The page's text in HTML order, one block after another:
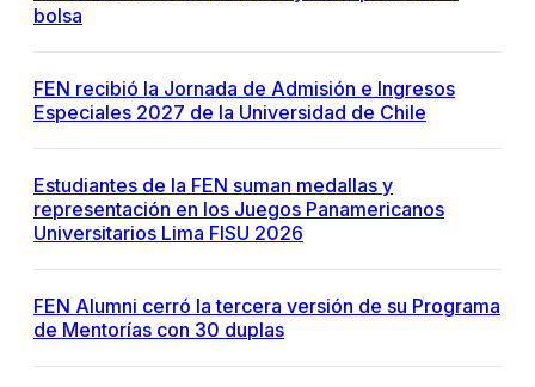
bolsa
FEN recibió la Jornada de Admisión e Ingresos
Especiales 2027 de la Universidad de Chile
Estudiantes de la FEN suman medallas y
representación en los Juegos Panamericanos
Universitarios Lima FISU 2026
FEN Alumni cerró la tercera versión de su Programa
de Mentorías con 30 duplas